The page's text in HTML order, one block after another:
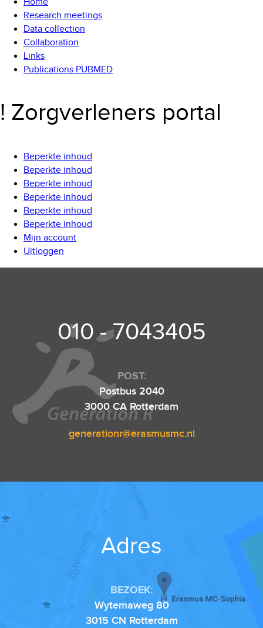
Research meetings
Data collection
Collaboration
Links
Publications PUBMED
! Zorgverleners portal
Beperkte inhoud
Beperkte inhoud
Beperkte inhoud
Beperkte inhoud
Beperkte inhoud
Beperkte inhoud
Mijn account
Uitloggen
010 - 7043405
POST:
Postbus 2040
3000 CA Rotterdam
generationr@erasmusmc.nl
Adres
BEZOEK:
Wytemaweg 80
3015 CN Rotterdam